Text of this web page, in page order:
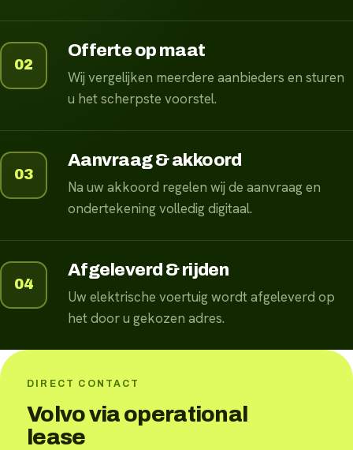
02
Offerte op maat
Wij vergelijken meerdere aanbieders en sturen
u het scherpste voorstel.
03
Aanvraag & akkoord
Na uw akkoord regelen wij de aanvraag en
ondertekening volledig digitaal.
04
Afgeleverd & rijden
Uw elektrische voertuig wordt afgeleverd op
het door u gekozen adres.
DIRECT CONTACT
Volvo via operational
lease